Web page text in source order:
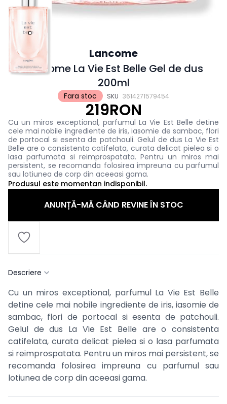
Fara stoc SKU 3614271579454
Lancome
Lancome La Vie Est Belle Gel de dus
200ml
219RON
Cu un miros exceptional, parfumul La Vie Est Belle detine
cele mai nobile ingrediente de iris, iasomie de sambac, flori
de portocal si esenta de patchouli. Gelul de dus La Vie Est
Belle are o consistenta catifelata, curata delicat pielea si o
lasa parfumata si reimprospatata. Pentru un miros mai
persistent, se recomanda folosirea impreuna cu parfumul
sau lotiunea de corp din aceeasi gama.
Produsul este momentan indisponibil.
ANUNȚĂ-MĂ CÂND REVINE ÎN STOC
Descriere
Cu un miros exceptional, parfumul La Vie Est Belle
detine cele mai nobile ingrediente de iris, iasomie de
sambac, flori de portocal si esenta de patchouli.
Gelul de dus La Vie Est Belle are o consistenta
catifelata, curata delicat pielea si o lasa parfumata
si reimprospatata. Pentru un miros mai persistent, se
recomanda folosirea impreuna cu parfumul sau
lotiunea de corp din aceeasi gama.